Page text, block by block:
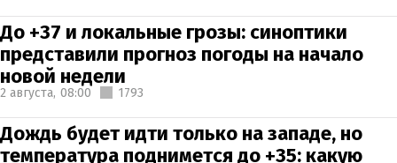
До +37 и локальные грозы: синоптики
представили прогноз погоды на начало
новой недели
2 августа, 08:00 1793
Дождь будет идти только на западе, но
температура поднимется до +35: какую